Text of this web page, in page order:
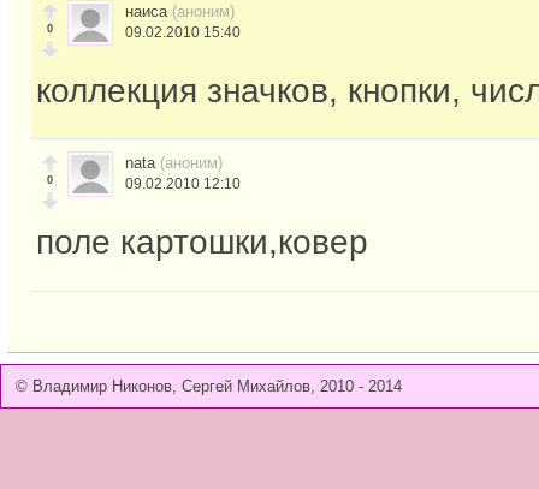
0
наиса (аноним)
09.02.2010 15:40
коллекция значков, кнопки,
0
nata (аноним)
09.02.2010 12:10
поле картошки,ковер
© Владимир Никонов, Сергей Михайлов, 2010 - 2014